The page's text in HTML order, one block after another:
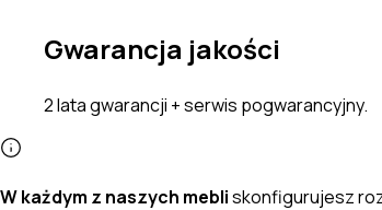
Gwarancja jakości
2 lata gwarancji + serwis pogwarancyjny.
W każdym z naszych mebliskonfigurujesz